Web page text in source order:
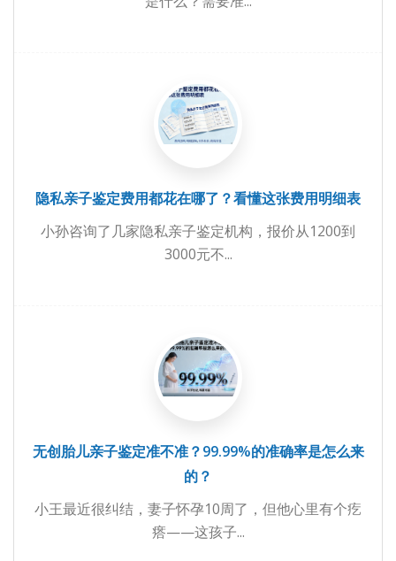
隐私亲子鉴定费用都花在哪了？看懂这张费用明细表
小孙咨询了几家隐私亲子鉴定机构，报价从1200到
3000元不...
无创胎儿亲子鉴定准不准？99.99%的准确率是怎么来
的？
小王最近很纠结，妻子怀孕10周了，但他心里有个疙
瘩——这孩子...